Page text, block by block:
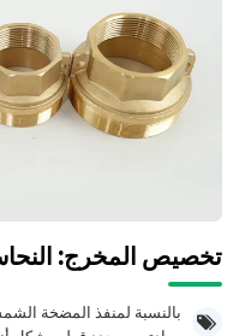
تخصيص المخرج:
بالنسبة لمنفذ المضخة